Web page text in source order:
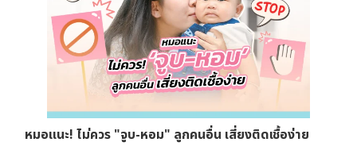
หมอแนะ! ไม่ควร "จูบ-หอม" ลูกคนอื่น เสี่ยงติดเชื้อง่าย